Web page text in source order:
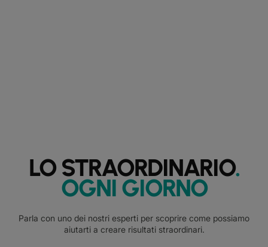
LO STRAORDINARIO.
OGNI GIORNO
Parla con uno dei nostri esperti per scoprire come possiamo
aiutarti a creare risultati straordinari.